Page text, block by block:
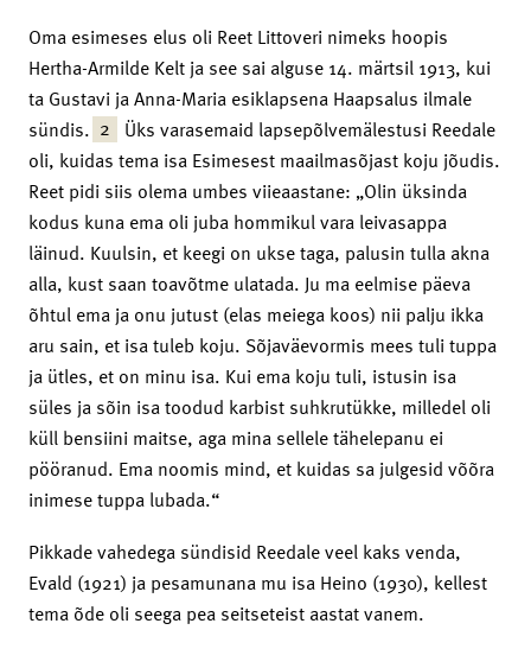
Oma esimeses elus oli Reet Littoveri nimeks hoopis
Hertha-Armilde Kelt ja see sai alguse 14. märtsil 1913, kui
ta Gustavi ja Anna-Maria esiklapsena Haapsalus ilmale
sündis. 2 Üks varasemaid lapsepõlvemälestusi Reedale
oli, kuidas tema isa Esimesest maailmasõjast koju jõudis.
Reet pidi siis olema umbes viieaastane: „Olin üksinda
kodus kuna ema oli juba hommikul vara leivasappa
läinud. Kuulsin, et keegi on ukse taga, palusin tulla akna
alla, kust saan toavõtme ulatada. Ju ma eelmise päeva
õhtul ema ja onu jutust (elas meiega koos) nii palju ikka
aru sain, et isa tuleb koju. Sõjaväevormis mees tuli tuppa
ja ütles, et on minu isa. Kui ema koju tuli, istusin isa
süles ja sõin isa toodud karbist suhkrutükke, milledel oli
küll bensiini maitse, aga mina sellele tähelepanu ei
pööranud. Ema noomis mind, et kuidas sa julgesid võõra
inimese tuppa lubada.“
Pikkade vahedega sündisid Reedale veel kaks venda,
Evald (1921) ja pesamunana mu isa Heino (1930), kellest
tema õde oli seega pea seitseteist aastat vanem.